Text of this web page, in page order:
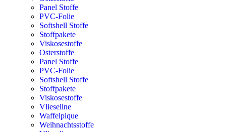
Panel Stoffe
PVC-Folie
Softshell Stoffe
Stoffpakete
Viskosestoffe
Osterstoffe
Panel Stoffe
PVC-Folie
Softshell Stoffe
Stoffpakete
Viskosestoffe
Vlieseline
Waffelpique
Weihnachtsstoffe